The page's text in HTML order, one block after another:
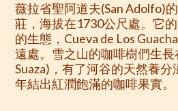
薇拉省聖阿道夫(San Adolfo)
莊，海拔在1730公尺處。它
的生態，Cueva de Los
遠處。雪之山的咖啡樹們生
Suaza)，有了河谷的天然養
年結出紅潤飽滿的咖啡果實。